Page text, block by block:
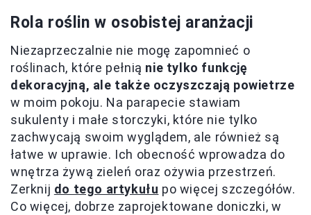
Rola roślin w osobistej aranżacji
Niezaprzeczalnie nie mogę zapomnieć o
roślinach, które pełnią nie tylko funkcję
dekoracyjną, ale także oczyszczają powietrze
w moim pokoju. Na parapecie stawiam
sukulenty i małe storczyki, które nie tylko
zachwycają swoim wyglądem, ale również są
łatwe w uprawie. Ich obecność wprowadza do
wnętrza żywą zieleń oraz ożywia przestrzeń.
Zerknij do tego artykułu po więcej szczegółów.
Co więcej, dobrze zaprojektowane doniczki, w